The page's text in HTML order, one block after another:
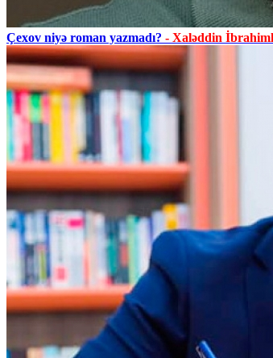
Çexov niyə roman yazmadı? - Xaləddin